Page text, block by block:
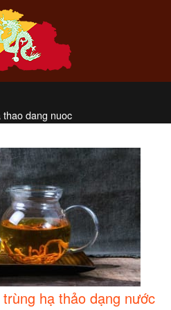
dang nuoc
hạ thảo dạng nước